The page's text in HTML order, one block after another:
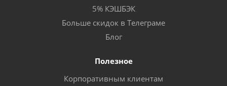
5% КЭШБЭК
Больше скидок в Телеграме
Блог
Полезное
Корпоративным клиентам